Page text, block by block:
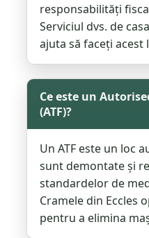
responsabilități
Serviciul dvs. de
ajuta să faceți
Ce este un
(ATF)?
Un ATF este un loc
sunt demontate și
standardelor de
Cramele din Eccles
pentru a elimina